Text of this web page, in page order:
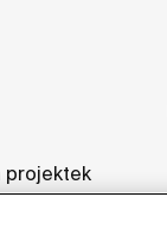
projektek